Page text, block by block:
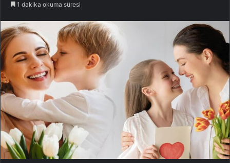
1 dakika okuma süresi